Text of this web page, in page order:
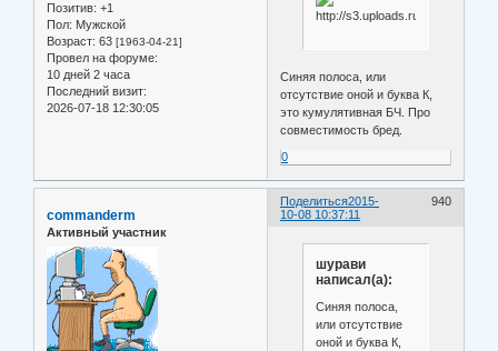
Позитив: +1
Пол: Мужской
Возраст: 63 [1963-04-21]
Провел на форуме:
10 дней 2 часа
Последний визит:
2026-07-18 12:30:05
Синяя полоса, или
отсутствие оной и буква К,
это кумулятивная БЧ. Про
совместимость бред.
0
Поделиться 940
2015-
10-08 10:37:11
commanderm
Активный участник
шурави
написал(а):
Синяя полоса,
или отсутствие
оной и буква К,